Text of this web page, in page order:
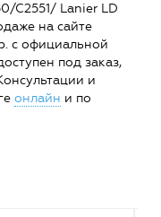
C2551/ Lanier LD
на сайте
с официальной
под заказ,
и
онлайн и по